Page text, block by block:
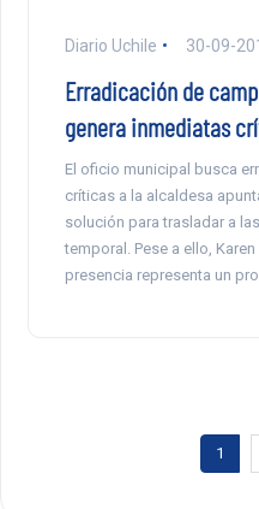
Diario Uchile 30-09-
Erradicación de
genera inmediatas
El oficio municipal busca
críticas a la alcaldesa
solución para trasladar a
temporal. Pese a ello,
presencia representa un
1